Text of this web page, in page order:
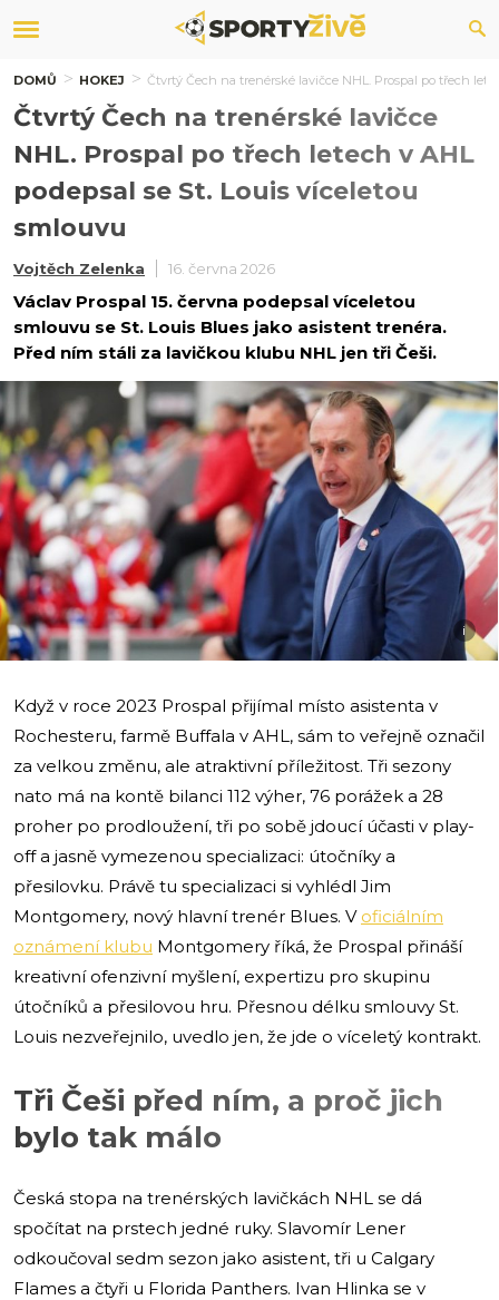
DOMŮ HOKEJ Čtvrtý Čech na trenérské lavičce NHL. Prospal po třech
Čtvrtý Čech na trenérské lavičce
NHL. Prospal po třech letech v AHL
podepsal se St. Louis víceletou
smlouvu
Vojtěch Zelenka 16. června 2026
Václav Prospal 15. června podepsal víceletou
smlouvu se St. Louis Blues jako asistent trenéra.
Před ním stáli za lavičkou klubu NHL jen tři Češi.
i
Když v roce 2023 Prospal přijímal místo asistenta v
Rochesteru, farmě Buffala v AHL, sám to veřejně označil
za velkou změnu, ale atraktivní příležitost. Tři sezony
nato má na kontě bilanci 112 výher, 76 porážek a 28
proher po prodloužení, tři po sobě jdoucí účasti v play-
off a jasně vymezenou specializaci: útočníky a
přesilovku. Právě tu specializaci si vyhlédl Jim
Montgomery, nový hlavní trenér Blues. V oficiálním
oznámení klubu Montgomery říká, že Prospal přináší
kreativní ofenzivní myšlení, expertizu pro skupinu
útočníků a přesilovou hru. Přesnou délku smlouvy St.
Louis nezveřejnilo, uvedlo jen, že jde o víceletý kontrakt.
Tři Češi před ním, a proč jich
bylo tak málo
Česká stopa na trenérských lavičkách NHL se dá
spočítat na prstech jedné ruky. Slavomír Lener
odkoučoval sedm sezon jako asistent, tři u Calgary
Flames a čtyři u Florida Panthers. Ivan Hlinka se v